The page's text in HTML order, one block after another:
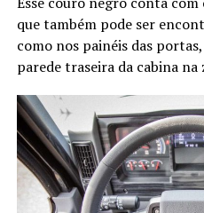
que também pode ser
como nos painéis das
parede traseira da cabina